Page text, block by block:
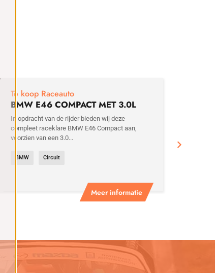
Meer informatie
Te koop Raceauto
BMW E46 COMPACT MET 3.0L
MOTOR
In opdracht van de rijder bieden wij deze
compleet raceklare BMW E46 Compact aan,
voorzien van een 3.0...
BMW Circuit